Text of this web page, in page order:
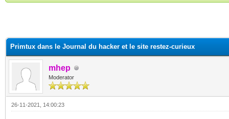
Primtux dans le Journal du hacker et le site restez-curieux
mhep
Moderator
26-11-2021, 14:00:23